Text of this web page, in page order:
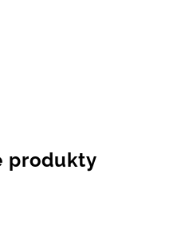
produkty